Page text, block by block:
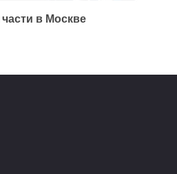
в Москве